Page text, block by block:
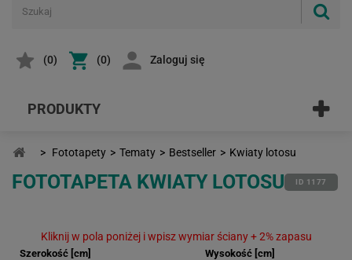
(0) (0) Zaloguj się
PRODUKTY
> Fototapety > Tematy > Bestseller > Kwiaty lotosu
FOTOTAPETA KWIATY LOTOSU ID 1177
Kliknij w pola poniżej i wpisz wymiar ściany + 2% zapasu
Szerokość [cm] Wysokość [cm]